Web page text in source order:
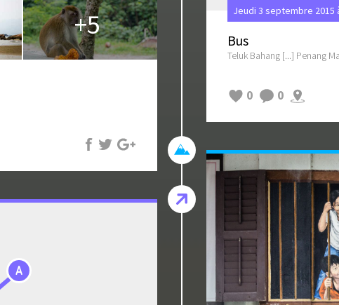
+5 Jeudi 3 septembre 2015
Bus
Teluk Bahang [...] Penang
0 0
A